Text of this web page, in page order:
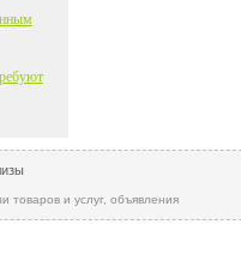
товаров и услуг, объявления